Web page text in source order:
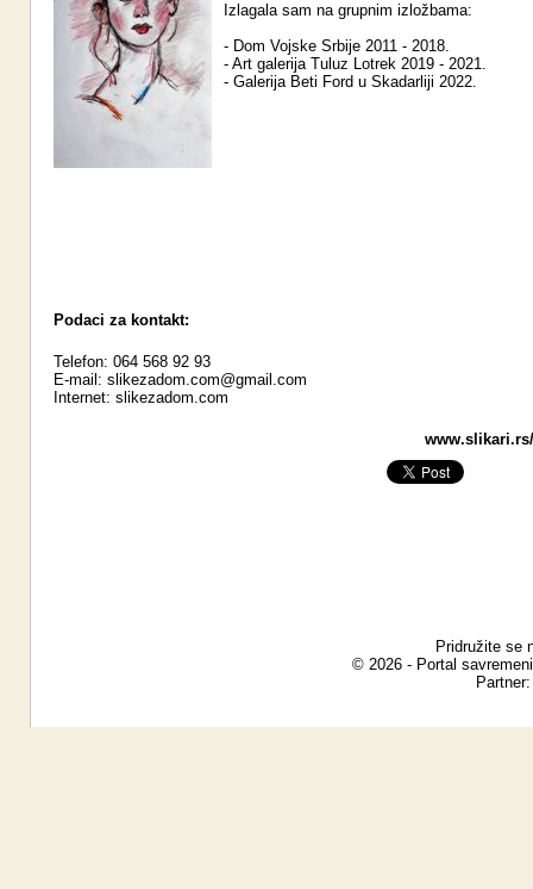
Izlagala sam na grupnim izložbama:
- Dom Vojske Srbije 2011 - 2018.
- Art galerija Tuluz Lotrek 2019 - 2021.
- Galerija Beti Ford u Skadarliji 2022.
Podaci za kontakt:
Telefon: 064 568 92 93
E-mail: slikezadom.com@gmail.com
Internet: slikezadom.com
Pridružite se
© 2026 - Portal